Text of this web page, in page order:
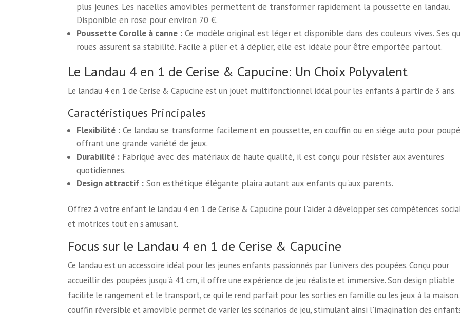
plus jeunes. Les nacelles amovibles permettent de transformer rapidement la poussette en landau.
Disponible en rose pour environ 70 €.
Poussette Corolle à canne :Ce modèle original est léger et disponible dans des couleurs vives. Ses
roues assurent sa stabilité. Facile à plier et à déplier, elle est idéale pour être emportée partout.
Le Landau 4 en 1 de Cerise & Capucine: Un Choix Polyvalent
Le landau 4 en 1 de Cerise & Capucine est un jouet multifonctionnel idéal pour les enfants à partir de 3 ans.
Caractéristiques Principales
Flexibilité :Ce landau se transforme facilement en poussette, en couffin ou en siège auto pour
offrant une grande variété de jeux.
Durabilité :Fabriqué avec des matériaux de haute qualité, il est conçu pour résister aux aventures
quotidiennes.
Design attractif :Son esthétique élégante plaira autant aux enfants qu'aux parents.
Offrez à votre enfant le landau 4 en 1 de Cerise & Capucine pour l'aider à développer ses compétences
et motrices tout en s'amusant.
Focus sur le Landau 4 en 1 de Cerise & Capucine
Ce landau est un accessoire idéal pour les jeunes enfants passionnés par l'univers des poupées. Conçu pour
accueillir des poupées jusqu'à 41 cm, il offre une expérience de jeu réaliste et immersive. Son design pliable
facilite le rangement et le transport, ce qui le rend parfait pour les sorties en famille ou les jeux à la
couffin réversible et amovible permet de varier les scénarios de jeu, stimulant ainsi l'imagination des